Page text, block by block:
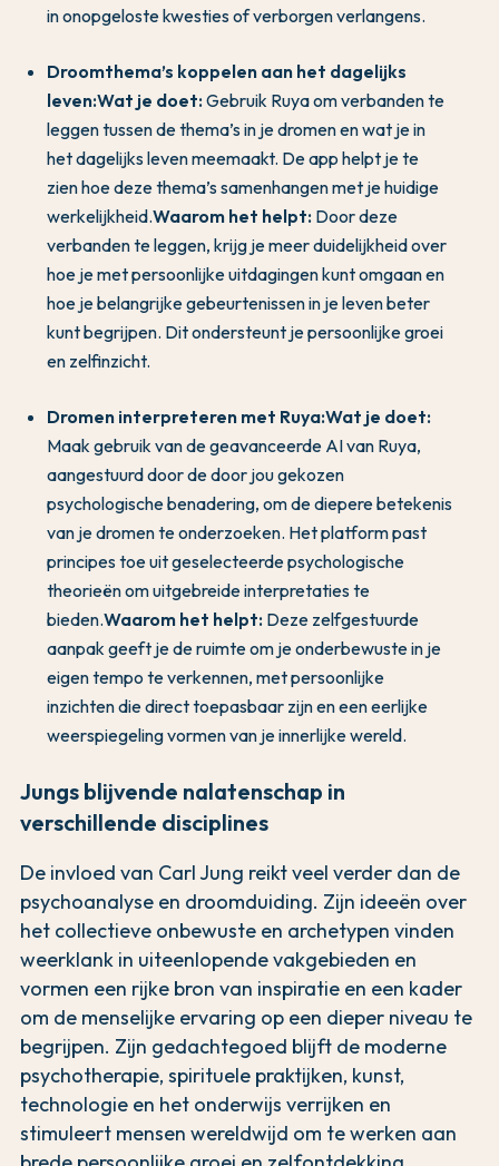
in onopgeloste kwesties of verborgen verlangens.
Droomthema’s koppelen aan het dagelijks
leven:Wat je doet:Gebruik Ruya om verbanden te
leggen tussen de thema’s in je dromen en wat je in
het dagelijks leven meemaakt. De app helpt je te
zien hoe deze thema’s samenhangen met je huidige
werkelijkheid.Waarom het helpt: Door deze
verbanden te leggen, krijg je meer duidelijkheid over
hoe je met persoonlijke uitdagingen kunt omgaan en
hoe je belangrijke gebeurtenissen in je leven beter
kunt begrijpen. Dit ondersteunt je persoonlijke groei
en zelfinzicht.
Dromen interpreteren met Ruya:Wat je doet:
Maak gebruik van de geavanceerde AI van Ruya,
aangestuurd door de door jou gekozen
psychologische benadering, om de diepere betekenis
van je dromen te onderzoeken. Het platform past
principes toe uit geselecteerde psychologische
theorieën om uitgebreide interpretaties te
bieden.Waarom het helpt: Deze zelfgestuurde
aanpak geeft je de ruimte om je onderbewuste in je
eigen tempo te verkennen, met persoonlijke
inzichten die direct toepasbaar zijn en een eerlijke
weerspiegeling vormen van je innerlijke wereld.
Jungs blijvende nalatenschap in
verschillende disciplines
De invloed van Carl Jung reikt veel verder dan de
psychoanalyse en droomduiding. Zijn ideeën over
het collectieve onbewuste en archetypen vinden
weerklank in uiteenlopende vakgebieden en
vormen een rijke bron van inspiratie en een kader
om de menselijke ervaring op een dieper niveau te
begrijpen. Zijn gedachtegoed blijft de moderne
psychotherapie, spirituele praktijken, kunst,
technologie en het onderwijs verrijken en
stimuleert mensen wereldwijd om te werken aan